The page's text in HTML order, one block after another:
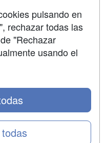
pulsando en
rechazar todas las
"Rechazar
usando el